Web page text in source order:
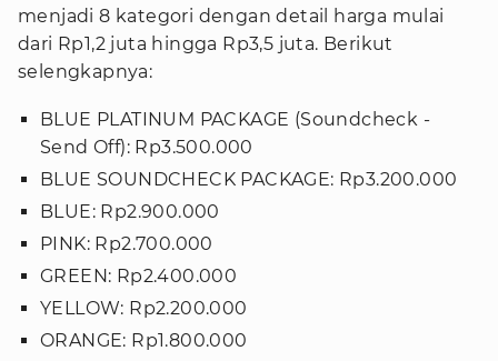
menjadi 8 kategori dengan detail harga mulai
dari Rp1,2 juta hingga Rp3,5 juta. Berikut
selengkapnya:
BLUE PLATINUM PACKAGE (Soundcheck -
Send Off): Rp3.500.000
BLUE SOUNDCHECK PACKAGE: Rp3.200.000
BLUE: Rp2.900.000
PINK: Rp2.700.000
GREEN: Rp2.400.000
YELLOW: Rp2.200.000
ORANGE: Rp1.800.000